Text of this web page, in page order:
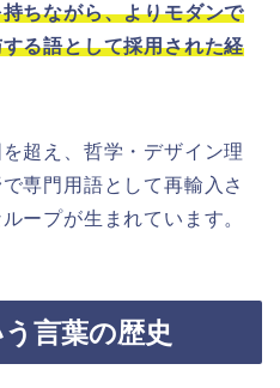
ちながら、よりモダンで
る語として採用された経
超え、哲学・デザイン理
専門用語として再輸入さ
ープが生まれています。
言葉の歴史